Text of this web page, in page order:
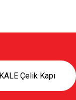
KALE Çelik Kapı